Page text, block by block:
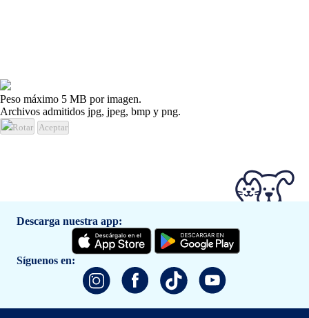
Peso máximo 5 MB por imagen.
Archivos admitidos jpg, jpeg, bmp y png.
Rotar Aceptar
Descarga nuestra app:
Síguenos en: